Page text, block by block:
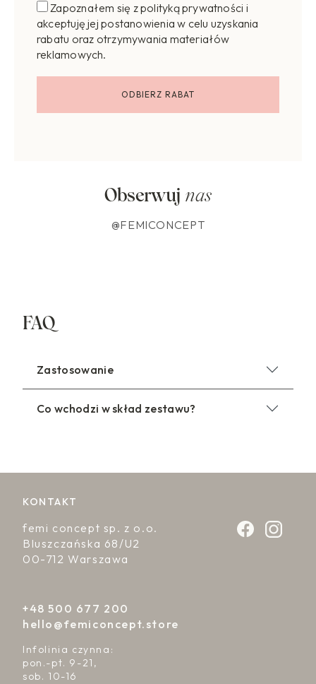
Zapoznałem się z polityką prywatności i
akceptuję jej postanowienia w celu uzyskania
rabatu oraz otrzymywania materiałów
reklamowych.
Obserwuj nas
@FEMICONCEPT
FAQ
Zastosowanie
Co wchodzi w skład zestawu?
KONTAKT
femi concept sp. z o.o.
Bluszczańska 68/U2
00-712 Warszawa
+48 500 677 200
hello@femiconcept.store
Infolinia czynna:
pon.-pt. 9-21,
sob. 10-16